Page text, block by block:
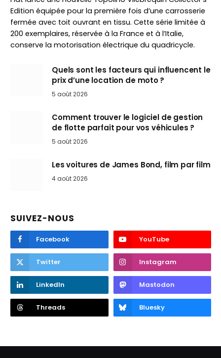
Edition équipée pour la première fois d’une carrosserie
fermée avec toit ouvrant en tissu. Cette série limitée à
200 exemplaires, réservée à la France et à l’Italie,
conserve la motorisation électrique du quadricycle.
Quels sont les facteurs qui influencent le
prix d’une location de moto ?
5 août 2026
Comment trouver le logiciel de gestion
de flotte parfait pour vos véhicules ?
5 août 2026
Les voitures de James Bond, film par film
4 août 2026
SUIVEZ-NOUS
Facebook YouTube
Twitter Instagram
LinkedIn Mastodon
Threads Bluesky